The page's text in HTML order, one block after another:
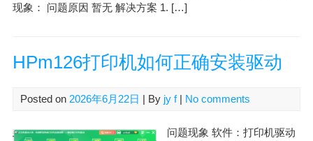
现象： 问题原因 暂无 解决方案 1. […]
HPm126打印机如何正确安装驱动
Posted on 2026年6月22日 | By jy f| No comments
问题现象 软件：打印机驱动